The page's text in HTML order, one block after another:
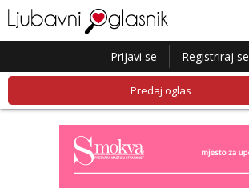
Prijavi se Registriraj se
Predaj oglas